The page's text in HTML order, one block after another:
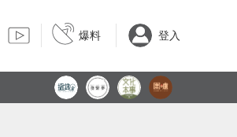
爆料 登入